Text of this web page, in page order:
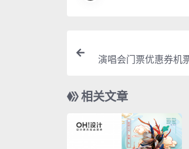
演唱会门票优惠券机
相关文章